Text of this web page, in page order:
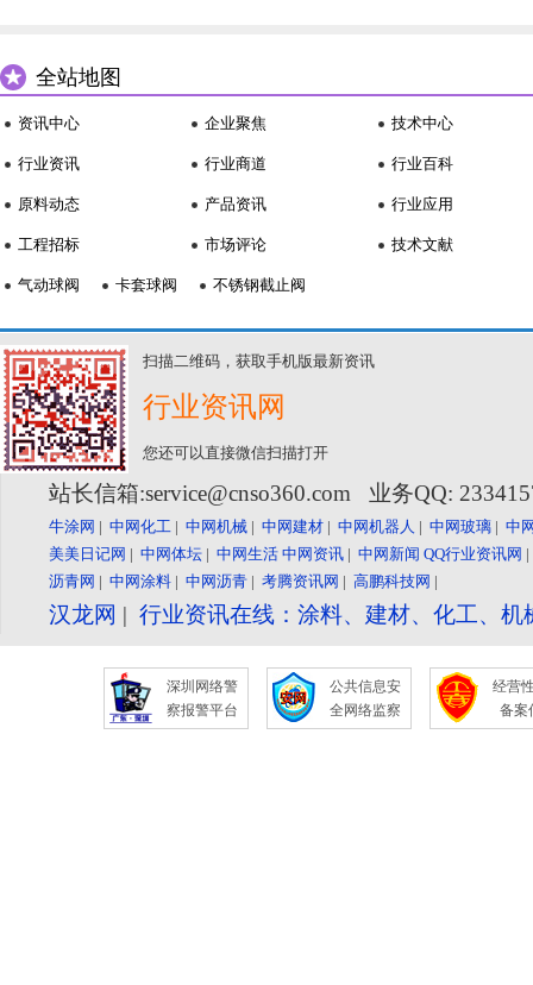
全站地图
资讯中心
行业资讯
原料动态
工程招标
企业聚焦
行业商道
产品资讯
市场评论
技术中心
行业百科
行业应用
技术文献
气动球阀 卡套球阀 不锈钢截止阀
扫描二维码，获取手机版最新资讯
行业资讯网
您还可以直接微信扫描打开
站长信箱:service@cnso360.com 业务QQ:
牛涂网 | 中网化工 | 中网机械 | 中网建材 | 中网机器人 | 中网玻璃 | 中
美美日记网 | 中网体坛 | 中网生活 中网资讯 | 中网新闻 QQ行业资讯网
沥青网 | 中网涂料 | 中网沥青 | 考腾资讯网 | 高鹏科技网 |
汉龙网 | 行业资讯在线：涂料、建材、化工、
深圳网络警
察报警平台
公共信息安
全网络监察
经营
备案